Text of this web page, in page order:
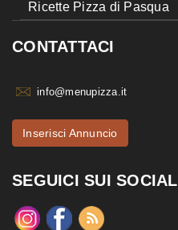
Ricette Pizza di Pasqua
CONTATTACI
info@menupizza.it
Inserisci Annuncio
SEGUICI SUI SOCIAL